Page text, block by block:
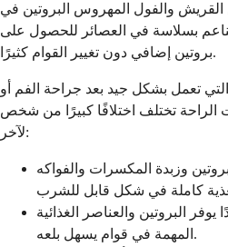
القريش والفول المهروس البروتين في
بسلاسة في العصائر للحصول على
بروتين إضافي دون تغيير القوام كثيرًا.
تعمل بشكل جيد بعد جراحة الفم أو
الراحة تختلف اختلافًا كبيرًا من شخص
لآخر:
وزبدة المكسرات والفواكه
البروتين والعناصر الغذائية
المهمة في قوام يسهل بلعه.